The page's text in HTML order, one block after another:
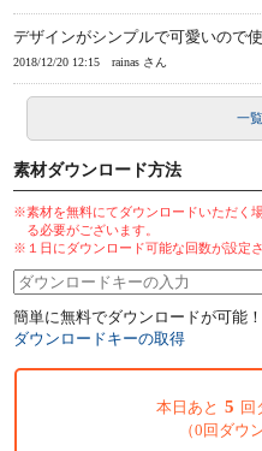
デザインがシンプルで可愛いので
2018/12/20 12:15 rainas さん
一
素材ダウンロード方法
※素材を無料にてダウンロードいただく
る必要がございます。
※１日にダウンロード可能な回数が設定さ
簡単に無料でダウンロードが可能！
ダウンロードキーの取得
本日あと 5 回
（0回ダウ